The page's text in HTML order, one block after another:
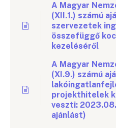
A Magyar
(XII.1.) számú
szervezetek
összefüggő
kezeléséről
A Magyar
(XI.9.) számú
projekthitelek
veszti:
ajánlást)